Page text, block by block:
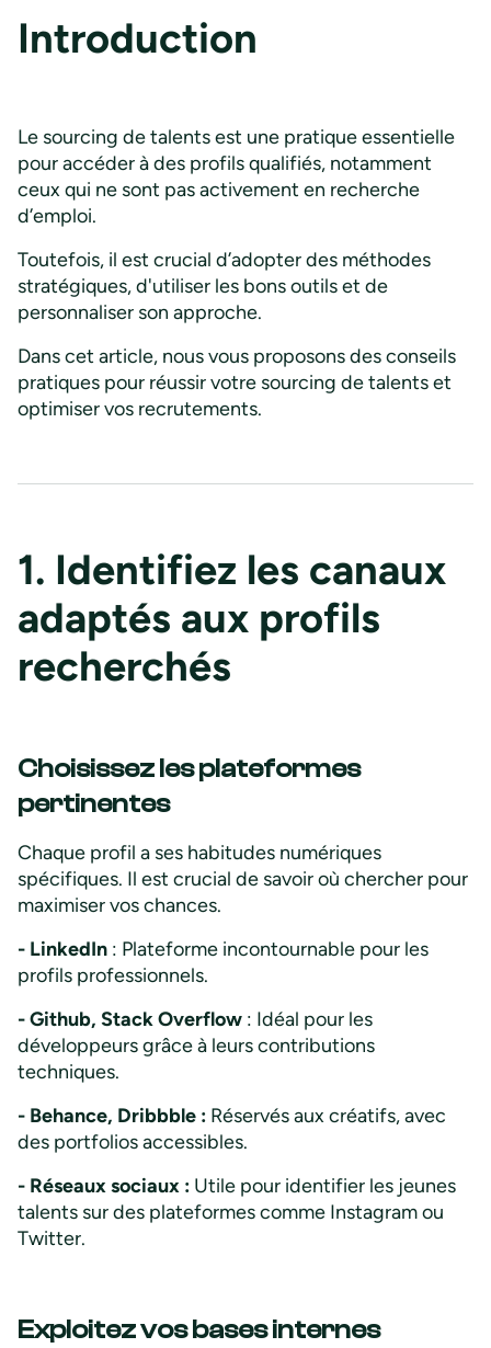
Introduction
Le sourcing de talents est une pratique essentielle
pour accéder à des profils qualifiés, notamment
ceux qui ne sont pas activement en recherche
d’emploi.
Toutefois, il est crucial d’adopter des méthodes
stratégiques, d'utiliser les bons outils et de
personnaliser son approche.
Dans cet article, nous vous proposons des conseils
pratiques pour réussir votre sourcing de talents et
optimiser vos recrutements.
1. Identifiez les canaux
adaptés aux profils
recherchés
Choisissez les plateformes
pertinentes
Chaque profil a ses habitudes numériques
spécifiques. Il est crucial de savoir où chercher pour
maximiser vos chances.
- LinkedIn : Plateforme incontournable pour les
profils professionnels.
- Github, Stack Overflow : Idéal pour les
développeurs grâce à leurs contributions
techniques.
- Behance, Dribbble : Réservés aux créatifs, avec
des portfolios accessibles.
- Réseaux sociaux : Utile pour identifier les jeunes
talents sur des plateformes comme Instagram ou
Twitter.
Exploitez vos bases internes